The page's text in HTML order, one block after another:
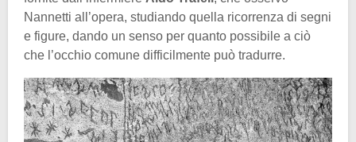
Nannetti all’opera, studiando quella ricorrenza di segni
e figure, dando un senso per quanto possibile a ciò
che l’occhio comune difficilmente può tradurre.